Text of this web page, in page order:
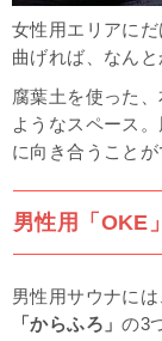
女性用エリアにだ
曲げれば、なん
腐葉土を使った
ようなスペース。
に向き合うことが
男性用「OKE
男性用サウナには
「からふろ」の3